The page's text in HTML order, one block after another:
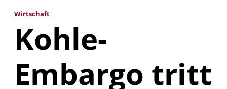
Wirtschaft
Kohle-
Embargo tritt